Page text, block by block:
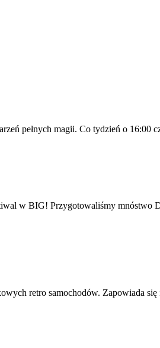
pełnych magii. Co tydzień o 16:00
w BIG! Przygotowaliśmy
retro samochodów. Zapowiada